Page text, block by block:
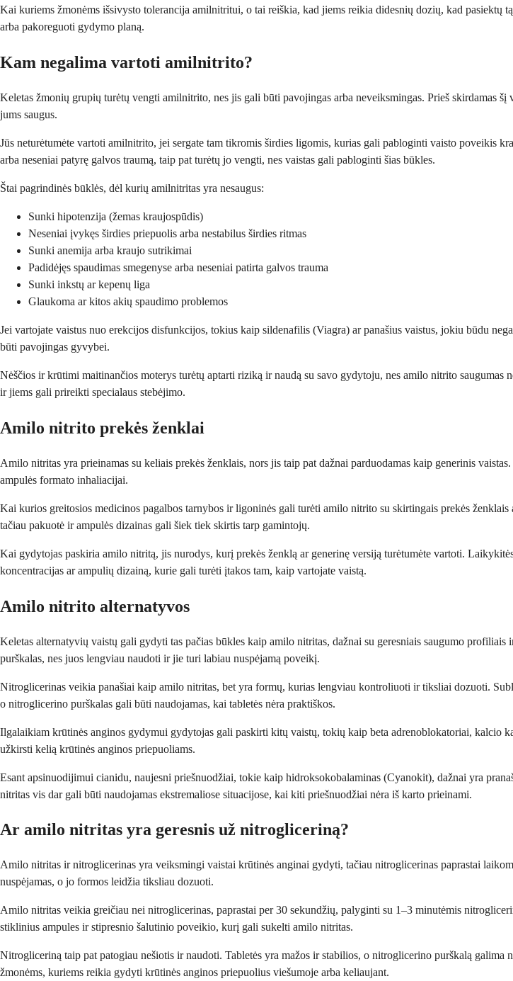
Kai kuriems žmonėms išsivysto tolerancija amilnitritui, o tai reiškia, kad jiems reikia didesnių dozių, kad
arba pakoreguoti gydymo planą.
Kam negalima vartoti amilnitrito?
Keletas žmonių grupių turėtų vengti amilnitrito, nes jis gali būti pavojingas arba neveiksmingas. Prieš skirdamas
jums saugus.
Jūs neturėtumėte vartoti amilnitrito, jei sergate tam tikromis širdies ligomis, kurias gali pabloginti vaisto poveikis
arba neseniai patyrę galvos traumą, taip pat turėtų jo vengti, nes vaistas gali pabloginti šias būkles.
Štai pagrindinės būklės, dėl kurių amilnitritas yra nesaugus:
Sunki hipotenzija (žemas kraujospūdis)
Neseniai įvykęs širdies priepuolis arba nestabilus širdies ritmas
Sunki anemija arba kraujo sutrikimai
Padidėjęs spaudimas smegenyse arba neseniai patirta galvos trauma
Sunki inkstų ar kepenų liga
Glaukoma ar kitos akių spaudimo problemos
Jei vartojate vaistus nuo erekcijos disfunkcijos, tokius kaip sildenafilis (Viagra) ar panašius vaistus, jokiu būdu
būti pavojingas gyvybei.
Nėščios ir krūtimi maitinančios moterys turėtų aptarti riziką ir naudą su savo gydytoju, nes amilo nitrito
ir jiems gali prireikti specialaus stebėjimo.
Amilo nitrito prekės ženklai
Amilo nitritas yra prieinamas su keliais prekės ženklais, nors jis taip pat dažnai parduodamas kaip generinis
ampulės formato inhaliacijai.
Kai kurios greitosios medicinos pagalbos tarnybos ir ligoninės gali turėti amilo nitrito su skirtingais prekės
tačiau pakuotė ir ampulės dizainas gali šiek tiek skirtis tarp gamintojų.
Kai gydytojas paskiria amilo nitritą, jis nurodys, kurį prekės ženklą ar generinę versiją turėtumėte vartoti.
koncentracijas ar ampulių dizainą, kurie gali turėti įtakos tam, kaip vartojate vaistą.
Amilo nitrito alternatyvos
Keletas alternatyvių vaistų gali gydyti tas pačias būkles kaip amilo nitritas, dažnai su geresniais saugumo
purškalas, nes juos lengviau naudoti ir jie turi labiau nuspėjamą poveikį.
Nitroglicerinas veikia panašiai kaip amilo nitritas, bet yra formų, kurias lengviau kontroliuoti ir tiksliai dozuoti.
o nitroglicerino purškalas gali būti naudojamas, kai tabletės nėra praktiškos.
Ilgalaikiam krūtinės anginos gydymui gydytojas gali paskirti kitų vaistų, tokių kaip beta adrenoblokatoriai, kalcio
užkirsti kelią krūtinės anginos priepuoliams.
Esant apsinuodijimui cianidu, naujesni priešnuodžiai, tokie kaip hidroksokobalaminas (Cyanokit), dažnai yra
nitritas vis dar gali būti naudojamas ekstremaliose situacijose, kai kiti priešnuodžiai nėra iš karto prieinami.
Ar amilo nitritas yra geresnis už nitrogliceriną?
Amilo nitritas ir nitroglicerinas yra veiksmingi vaistai krūtinės anginai gydyti, tačiau nitroglicerinas paprastai
nuspėjamas, o jo formos leidžia tiksliau dozuoti.
Amilo nitritas veikia greičiau nei nitroglicerinas, paprastai per 30 sekundžių, palyginti su 1–3 minutėmis
stiklinius ampules ir stipresnio šalutinio poveikio, kurį gali sukelti amilo nitritas.
Nitrogliceriną taip pat patogiau nešiotis ir naudoti. Tabletės yra mažos ir stabilios, o nitroglicerino purškalą
žmonėms, kuriems reikia gydyti krūtinės anginos priepuolius viešumoje arba keliaujant.